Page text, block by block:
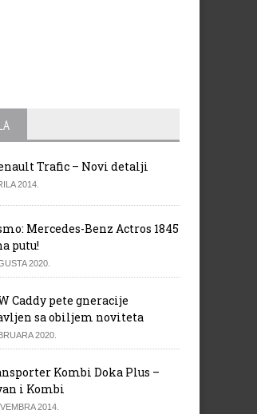
Trafic – Novi detalji
2014.
Mercedes-Benz Actros 1845
putu!
2020.
Caddy pete gneracije
sa obiljem noviteta
2020.
Kombi Doka Plus –
i Kombi
2014.